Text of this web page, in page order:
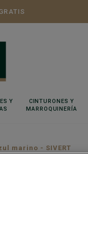
Y
CINTURONES Y
MARROQUINERÍA
marino - SIVERT
hombre